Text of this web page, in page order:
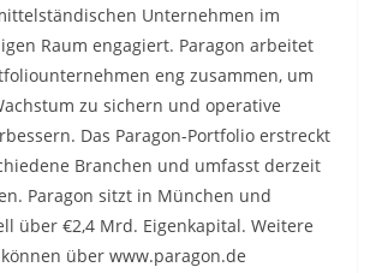
Unternehmen im
Raum engagiert. Paragon arbeitet
eng zusammen, um
zu sichern und operative
Das Paragon-Portfolio erstreckt
Branchen und umfasst derzeit
Paragon sitzt in München und
über €2,4 Mrd. Eigenkapital. Weitere
über www.paragon.de